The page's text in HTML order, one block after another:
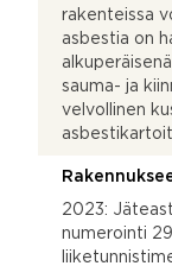
rakenteissa
asbestia on
sauma- ja
velvollinen
2023:
numerointi